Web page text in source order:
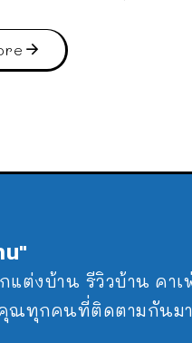
น"
แต่งบ้าน รีวิวบ้าน คา
ณทุกคนที่ติดตามกันมา